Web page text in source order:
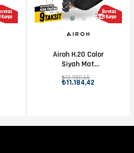
Airoh H.20 Color
Siyah Mat
Motosiklet Kaskı
₺11.184,42
₺13.980,66